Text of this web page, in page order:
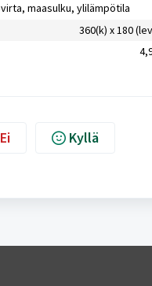
maasulku, ylilämpötila
360(k) x 180
Ei Kyllä